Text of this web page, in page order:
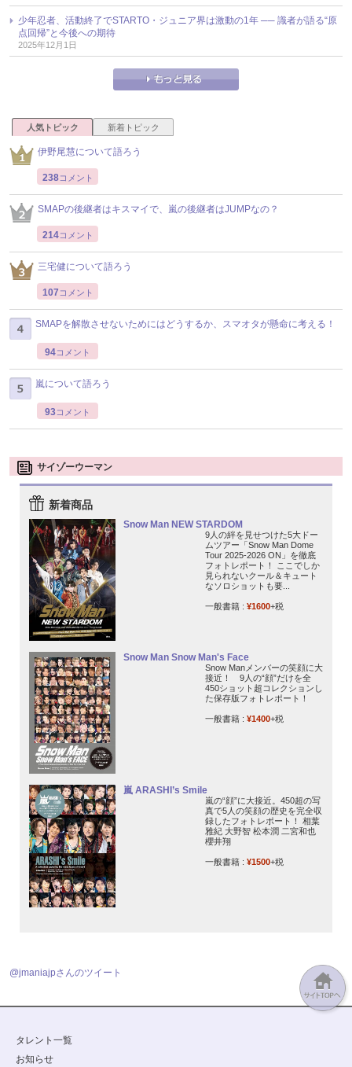
少年忍者、活動終了でSTARTO・ジュニア界は激動の1年 ── 識者が語る“原
点回帰”と今後への期待
2025年12月1日
人気トピック 新着トピック
伊野尾慧について語ろう
238コメント
SMAPの後継者はキスマイで、嵐の後継者はJUMPなの？
214コメント
三宅健について語ろう
107 コメント
SMAPを解散させないためにはどうするか、スマオタが懸命に考える！
94コメント
嵐について語ろう
93コメント
サイゾーウーマン
新着商品
Snow Man NEW STARDOM
9人の絆を見せつけた5大ドー
ムツアー「Snow Man Dome
Tour 2025-2026 ON」を徹底
フォトレポート！ ここでしか
見られないクール＆キュート
なソロショットも要...
一般書籍 : ¥1600+税
Snow Man Snow Man's Face
Snow Manメンバーの笑顔に大
接近！ 9人の“顔”だけを全
450ショット超コレクションし
た保存版フォトレポート！
一般書籍 : ¥1400+税
嵐 ARASHI’s Smile
嵐の“顔”に大接近。450超の写
真で5人の笑顔の歴史を完全収
録したフォトレポート！ 相葉
雅紀 大野智 松本潤 二宮和也
櫻井翔
一般書籍 : ¥1500+税
@jmaniajpさんのツイート
タレント一覧
お知らせ